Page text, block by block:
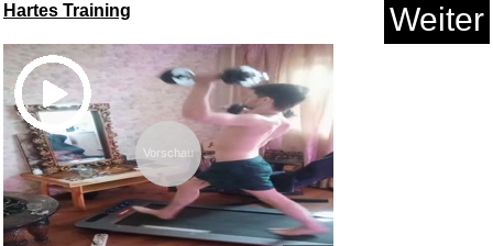
Yrichtra Abluftschlauch 150mm ...
Hartes Training Weiter
Vorschau